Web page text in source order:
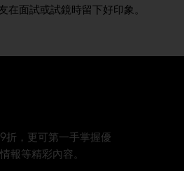
在面試或試鏡時留下好印象。
折，更可第一手掌握優
報等精彩內容。